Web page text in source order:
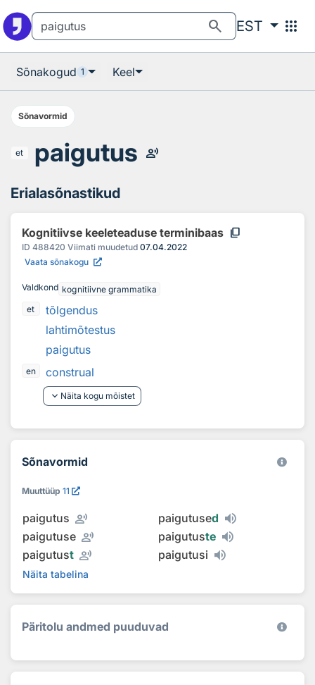
search EST apps
Sõnakogud 1 Keel
Sõnavormid
et paigutus record_voice_over
Erialasõnastikud
Kognitiivse keeleteaduse terminibaas content_copy
ID 488420 Viimati muudetud 07.04.2022
Vaata sõnakogu
Valdkond kognitiivne grammatika
et
tõlgendus
lahtimõtestus
paigutus
en
construal
keyboard_arrow_down Näita kogu mõistet
Sõnavormid
Muuttüüp 11
paigutus record_voice_over paigutused
paigutuse record_voice_over paigutuste
paigutust record_voice_over paigutusi
Näita tabelina
Päritolu andmed puuduvad